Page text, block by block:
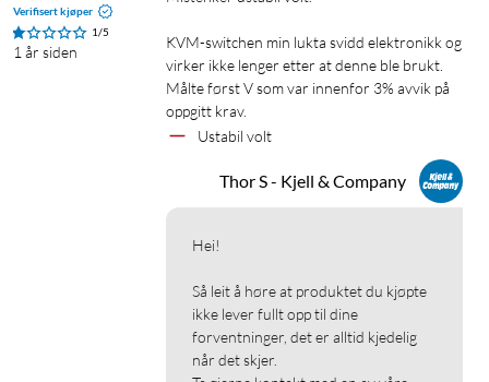
Verifisert kjøper
1/5
1 år siden
KVM-switchen min lukta svidd elektronikk og
virker ikke lenger etter at denne ble brukt.
Målte først V som var innenfor 3% avvik på
oppgitt krav.
Ustabil volt
Thor S - Kjell & Company
Hei!
Så leit å høre at produktet du kjøpte
ikke lever fullt opp til dine
forventninger, det er alltid kjedelig
når det skjer.